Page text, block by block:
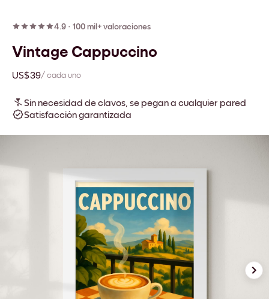
4.9 · 100 mil+ valoraciones
Vintage Cappuccino
US$39/ cada uno
Sin necesidad de clavos, se pegan a cualquier pared
Satisfacción garantizada